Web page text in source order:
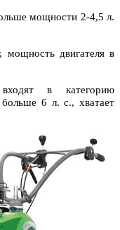
мощности 2-4,5 л.
мощность двигателя в
в категорию
6 л. с., хватает